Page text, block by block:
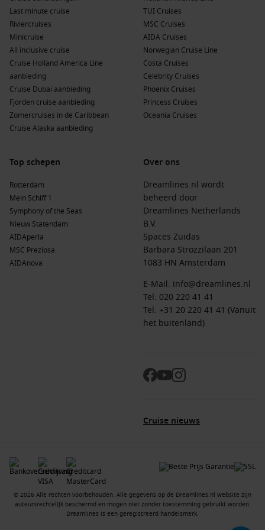
havens bezoeken:
Cochem
: Cochem is beroemd om zijn
sprookjesachtige kasteel, de Reichsburg, dat boven de stad
uittorent. Verken de smalle straatjes en geniet van de
lokale wijn.
Koblenz ,Duitsland
: Gelegen aan de samenvloeiing van de
Rijnen de Moezel, biedt Koblenz historische monumenten
en een prachtig uitzicht over de rivieren. Bezoek het Duitse
Hoek monument en de kabelbaan naar Ehrenbreitstein.
bekend om zijn middeleeuwse ambiance en lokale wijnen.
wijnhuizen.
: Rüdesheim staat bekend om zijn
wijnhuizen en het levendige Drosselgasse. Geniet van een
prachtige rit met de kabelbaan voor een panoramisch
uitzicht.
Traben-Trarbach
: Dit historisch stadje biedt art-
van wijnproeverijen en rondleidingen door de omringende
Populaire regio’s rondom Mehring (aan de
Bij een cruise naar Mehring, ontdek je vaak deze geliefde
kastelen en schilderachtige dorpjes langs de Rijn. Perfect
charmante stadjes en uitstekende wijnen, wat het een
populaire bestemming maakt voor cruisereizigers.
Benelux: Deze regio omvat Nederland, Belgiëen
Luxemburg, waar je een schat aan culturele ervaringen en
gastronomische hoogstandjes kunt ontdekken.
Last minute cruise
Riviercruises
Minicruise
All inclusive cruise
Cruise Holland America Line
aanbieding
Cruise Dubai aanbieding
Fjorden cruise aanbieding
Zomercruises in de Caribbean
Cruise Alaska aanbieding
TUI Cruises
MSC Cruises
AIDA Cruises
Norwegian Cruise Line
Costa Cruises
Celebrity Cruises
Phoenix Cruises
Princess Cruises
Oceania Cruises
Top schepen
Rotterdam
Mein Schiff 1
Symphony of the Seas
Nieuw Statendam
AIDAperla
MSC Preziosa
AIDAnova
Over ons
Dreamlines.nl wordt
beheerd door
Dreamlines Netherlands
B.V.
Spaces Zuidas
Barbara Strozzilaan 201
1083 HN Amsterdam
E-Mail: info@dreamlines.nl
Tel: 020 220 41 41
Tel: +31 20 220 41 41 (Vanuit
het buitenland)
Cruise nieuws
© 2026 Alle rechten voorbehouden. Alle gegevens op de Dreamlines.nl website zijn
auteursrechtelijk beschermd en mogen niet zonder toestemming gebruikt worden.
Dreamlines is een geregistreerd handelsmerk.